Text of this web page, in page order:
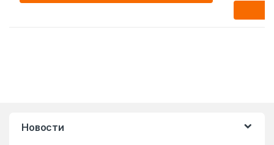
Новости